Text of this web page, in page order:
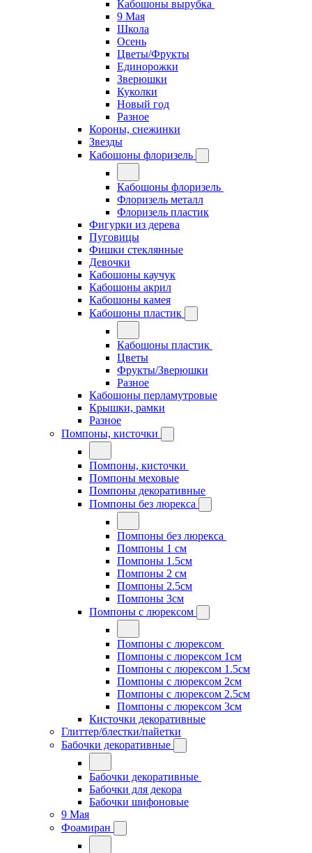
Кабошоны вырубка
9 Мая
Школа
Осень
Цветы/Фрукты
Единорожки
Зверюшки
Куколки
Новый год
Разное
Короны, снежинки
Звезды
Кабошоны флоризель
Кабошоны флоризель
Флоризель металл
Флоризель пластик
Фигурки из дерева
Пуговицы
Фишки стеклянные
Девочки
Кабошоны каучук
Кабошоны акрил
Кабошоны камея
Кабошоны пластик
Кабошоны пластик
Цветы
Фрукты/Зверюшки
Разное
Кабошоны перламутровые
Крышки, рамки
Разное
Помпоны, кисточки
Помпоны, кисточки
Помпоны меховые
Помпоны декоративные
Помпоны без люрекса
Помпоны без люрекса
Помпоны 1 см
Помпоны 1.5см
Помпоны 2 см
Помпоны 2.5см
Помпоны 3см
Помпоны с люрексом
Помпоны с люрексом
Помпоны с люрексом 1см
Помпоны с люрексом 1.5см
Помпоны с люрексом 2см
Помпоны с люрексом 2.5см
Помпоны с люрексом 3см
Кисточки декоративные
Глиттер/блестки/пайетки
Бабочки декоративные
Бабочки декоративные
Бабочки для декора
Бабочки шифоновые
9 Мая
Фоамиран